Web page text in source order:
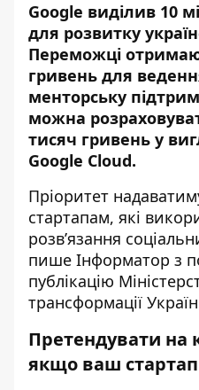
Google виділив 10
для розвитку
Переможці
гривень для
менторську
можна
тисяч гривень у
Google Cloud.
Пріоритет
стартапам, які
розв’язання
пише Інформатор з
публікацію
трансформації
Претендувати
якщо ваш